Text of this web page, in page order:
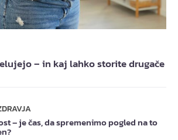
– in kaj lahko storite drugače
– je čas, da spremenimo pogled na to